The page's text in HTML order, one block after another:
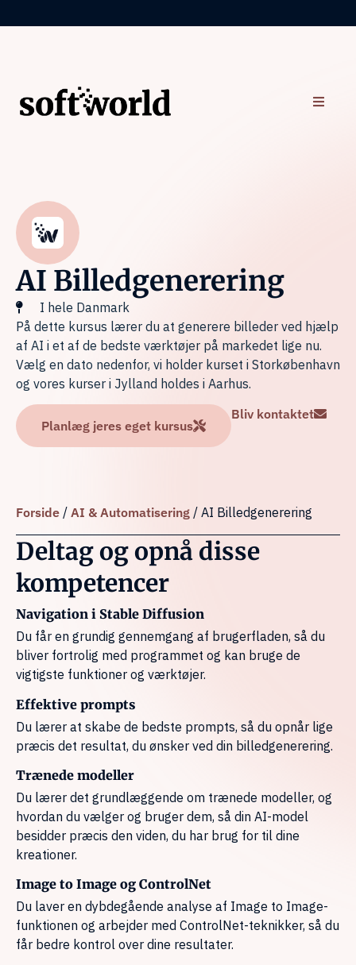
AI Billedgenerering
I hele Danmark
På dette kursus lærer du at generere billeder ved hjælp
af AI i et af de bedste værktøjer på markedet lige nu.
Vælg en dato nedenfor, vi holder kurset i Storkøbenhavn
og vores kurser i Jylland holdes i Aarhus.
Planlæg jeres eget kursus
Bliv kontaktet
Forside / AI & Automatisering / AI Billedgenerering
Deltag og opnå disse
kompetencer
Navigation i Stable Diffusion
Du får en grundig gennemgang af brugerfladen, så du
bliver fortrolig med programmet og kan bruge de
vigtigste funktioner og værktøjer.
Effektive prompts
Du lærer at skabe de bedste prompts, så du opnår lige
præcis det resultat, du ønsker ved din billedgenerering.
Trænede modeller
Du lærer det grundlæggende om trænede modeller, og
hvordan du vælger og bruger dem, så din AI-model
besidder præcis den viden, du har brug for til dine
kreationer.
Image to Image og ControlNet
Du laver en dybdegående analyse af Image to Image-
funktionen og arbejder med ControlNet-teknikker, så du
får bedre kontrol over dine resultater.